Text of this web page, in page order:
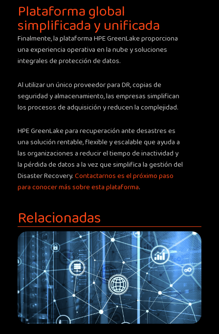
Plataforma global
simplificada y unificada
Finalmente, la plataforma HPE GreenLake proporciona
una experiencia operativa en la nube y soluciones
integrales de protección de datos.
Al utilizar un único proveedor para DR, copias de
seguridad y almacenamiento, las empresas simplifican
los procesos de adquisición y reducen la complejidad.
HPE GreenLake para recuperación ante desastres es
una solución rentable, flexible y escalable que ayuda a
las organizaciones a reducir el tiempo de inactividad y
la pérdida de datos a la vez que simplifica la gestión del
Disaster Recovery.Contactarnos es el próximo paso
para conocer más sobre esta plataforma.
Relacionadas